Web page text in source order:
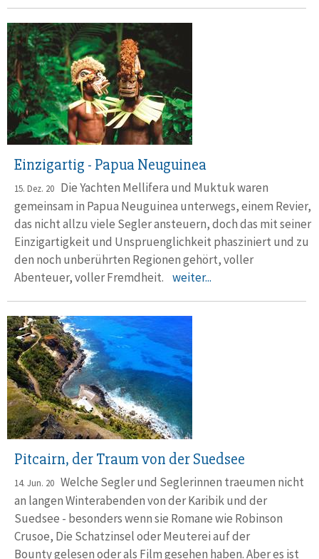
Einzigartig - Papua Neuguinea
15. Dez. 20 Die Yachten Mellifera und Muktuk waren
gemeinsam in Papua Neuguinea unterwegs, einem Revier,
das nicht allzu viele Segler ansteuern, doch das mit seiner
Einzigartigkeit und Unspruenglichkeit phasziniert und zu
den noch unberührten Regionen gehört, voller
Abenteuer, voller Fremdheit. weiter...
Pitcairn, der Traum von der Suedsee
14. Jun. 20 Welche Segler und Seglerinnen traeumen nicht
an langen Winterabenden von der Karibik und der
Suedsee - besonders wenn sie Romane wie Robinson
Crusoe, Die Schatzinsel oder Meuterei auf der
Bounty gelesen oder als Film gesehen haben. Aber es ist